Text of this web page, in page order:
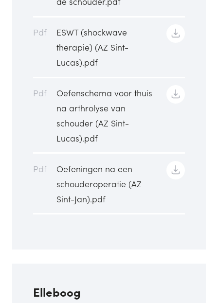
Pdf
ESWT (shockwave
therapie) (AZ Sint-
Lucas).pdf
Pdf
Oefenschema voor thuis
na arthrolyse van
schouder (AZ Sint-
Lucas).pdf
Pdf
Oefeningen na een
schouderoperatie (AZ
Sint-Jan).pdf
Elleboog